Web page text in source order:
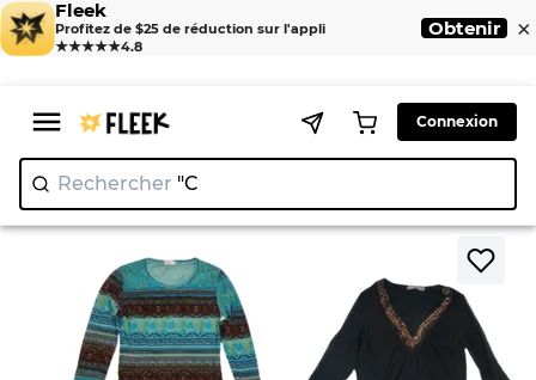
Fleek
Profitez de $25 de réduction sur l'appli
★★★★★4.8
Obtenir ×
Connexion
Rechercher "
Home > Crop tops > T-shirt italien Y2K à prix réduit